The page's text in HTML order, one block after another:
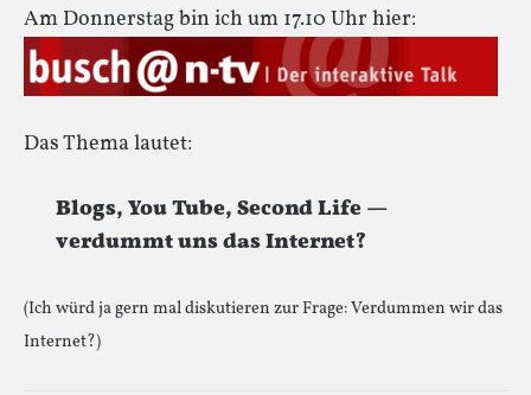
Am Donnerstag bin ich um 17.10 Uhr hier:
Das Thema lautet:
Blogs, You Tube, Second Life —
verdummt uns das Internet?
(Ich würd ja gern mal diskutieren zur Frage: Verdummen wir das
Internet?)